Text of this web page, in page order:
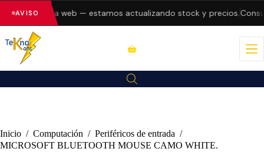
AVISO
errores en la web — estamos actualizando stock y precios.
Inicio / Computación / Periféricos de entrada /
MICROSOFT BLUETOOTH MOUSE CAMO WHITE.